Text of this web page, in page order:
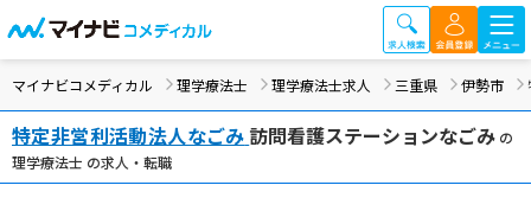
マイナビコメディカル 理学療法士 理学療法士求人 三重県 伊勢市
特定非営利活動法人なごみ 訪問看護ステーションなごみ の
理学療法士 の求人・転職